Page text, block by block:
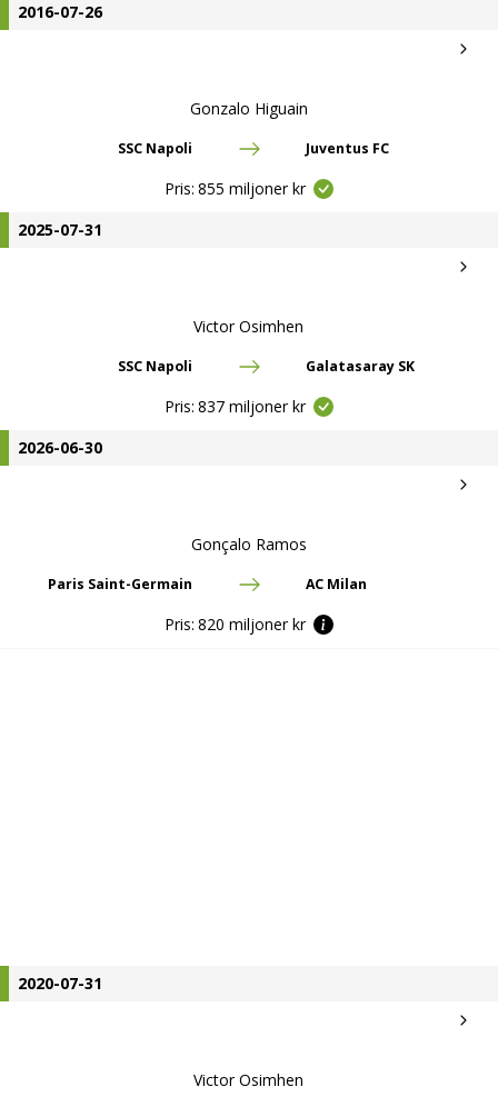
2016-07-26
Gonzalo Higuain
SSC Napoli Juventus FC
Pris: 855 miljoner kr
2025-07-31
Victor Osimhen
SSC Napoli Galatasaray SK
Pris: 837 miljoner kr
2026-06-30
Gonçalo Ramos
Paris Saint-Germain AC Milan
Pris: 820 miljoner kr
2020-07-31
Victor Osimhen